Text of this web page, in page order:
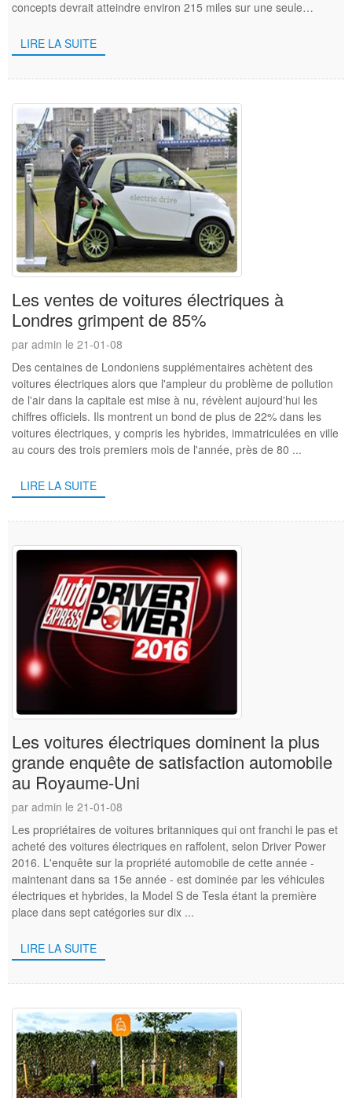
concepts devrait atteindre environ 215 miles sur une seule
LIRE LA SUITE
Les ventes de voitures électriques à
Londres grimpent de 85%
par admin le 21-01-08
Des centaines de Londoniens supplémentaires achètent des
voitures électriques alors que l'ampleur du problème de pollution
de l'air dans la capitale est mise à nu, révèlent aujourd'hui les
chiffres officiels. Ils montrent un bond de plus de 22% dans les
voitures électriques, y compris les hybrides, immatriculées en ville
au cours des trois premiers mois de l'année, près de 80 ...
LIRE LA SUITE
Les voitures électriques dominent la plus
grande enquête de satisfaction automobile
au Royaume-Uni
par admin le 21-01-08
Les propriétaires de voitures britanniques qui ont franchi le pas et
acheté des voitures électriques en raffolent, selon Driver Power
2016. L'enquête sur la propriété automobile de cette année -
maintenant dans sa 15e année - est dominée par les véhicules
électriques et hybrides, la Model S de Tesla étant la première
place dans sept catégories sur dix ...
LIRE LA SUITE